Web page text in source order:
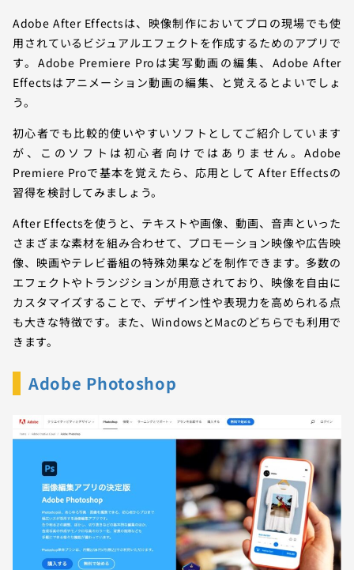
Adobe After Effectsは、映像制作においてプロの現場でも使
用されているビジュアルエフェクトを作成するためのアプリで
す。Adobe Premiere Proは実写動画の編集、Adobe After
Effectsはアニメーション動画の編集、と覚えるとよいでしょ
う。
初心者でも比較的使いやすいソフトとしてご紹介しています
が、このソフトは初心者向けではありません。Adobe
Premiere Proで基本を覚えたら、応用として After Effectsの
習得を検討してみましょう。
After Effectsを使うと、テキストや画像、動画、音声といった
さまざまな素材を組み合わせて、プロモーション映像や広告映
像、映画やテレビ番組の特殊効果などを制作できます。多数の
エフェクトやトランジションが用意されており、映像を自由に
カスタマイズすることで、デザイン性や表現力を高められる点
も大きな特徴です。また、WindowsとMacのどちらでも利用で
きます。
Adobe Photoshop